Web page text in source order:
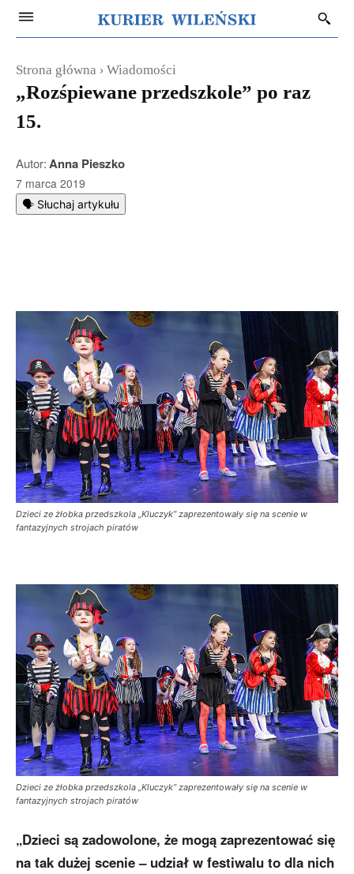
Strona główna Wiadomości
„Rozśpiewane przedszkole” po raz
15.
Autor:Anna Pieszko
7 marca 2019
🗣️ Słuchaj artykułu
Dzieci ze żłobka przedszkola „Kluczyk” zaprezentowały się na scenie w
fantazyjnych strojach piratów
Dzieci ze żłobka przedszkola „Kluczyk” zaprezentowały się na scenie w
fantazyjnych strojach piratów
„Dzieci są zadowolone, że mogą zaprezentować się
na tak dużej scenie – udział w festiwalu to dla nich